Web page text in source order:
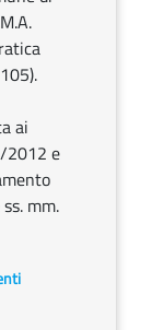
ai
2012 e
mm.